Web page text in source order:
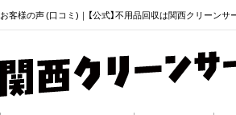
お客様の声 (口コミ)｜【公式】不用品回収は関西クリーンサ